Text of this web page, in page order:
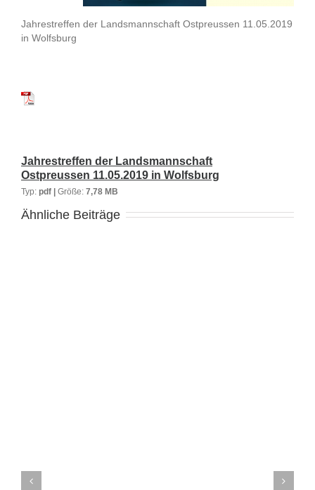
Jahrestreffen der Landsmannschaft Ostpreussen 11.05.2019
in Wolfsburg
Jahrestreffen der Landsmannschaft
Ostpreussen 11.05.2019 in Wolfsburg
Typ: pdf | Größe: 7,78 MB
Ähnliche Beiträge